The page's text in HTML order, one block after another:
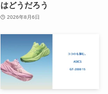
はどうだろう
2026年8月6日